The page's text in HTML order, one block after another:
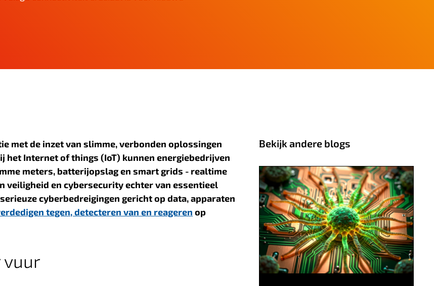
met de inzet van slimme, verbonden oplossingen
het Internet of things (IoT) kunnen energiebedrijven
meters, batterijopslag en smart grids - realtime
veiligheid en cybersecurity echter van essentieel
cyberbedreigingen gericht op data, apparaten
tegen, detecteren van en reageren op
Bekijk andere blogs